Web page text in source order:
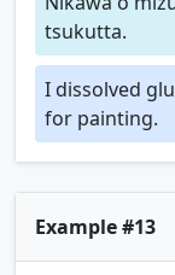
tsukutta.
I dissolved
for painting.
Example #13